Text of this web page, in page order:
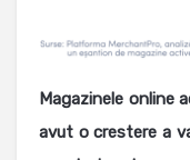
Magazinele online
avut o crestere a